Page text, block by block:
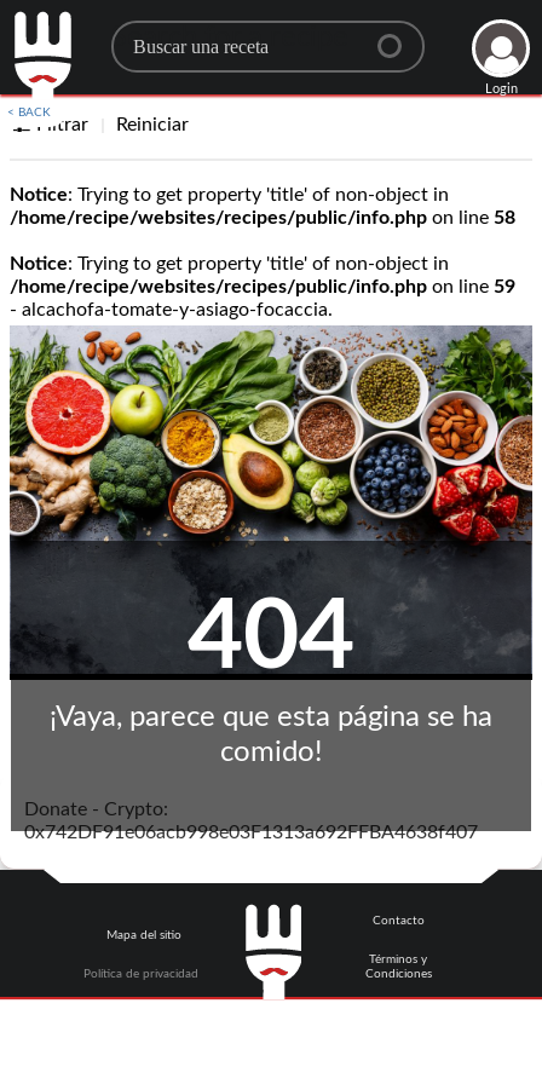
Search for a recipe
Login
Filtrar Reiniciar
Notice: Trying to get property 'title' of non-object in
/home/recipe/websites/recipes/public/info.php on line 58
Notice: Trying to get property 'title' of non-object in
/home/recipe/websites/recipes/public/info.php on line 59
- alcachofa-tomate-y-asiago-focaccia.
< BACK
404
¡Vaya, parece que esta página se ha
comido!
Donate - Crypto:
0x742DF91e06acb998e03F1313a692FFBA4638f407
Mapa del sitio
Política de privacidad
Contacto
Términos y
Condiciones